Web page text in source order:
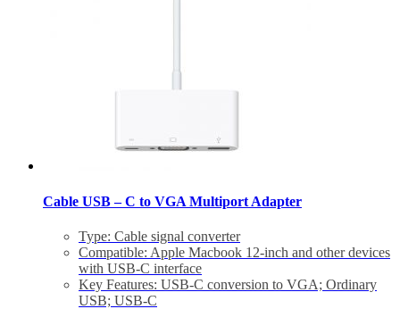
Cable USB – C to VGA Multiport Adapter
Type: Cable signal converter
Compatible: Apple Macbook 12-inch and other devices
with USB-C interface
Key Features: USB-C conversion to VGA; Ordinary
USB; USB-C